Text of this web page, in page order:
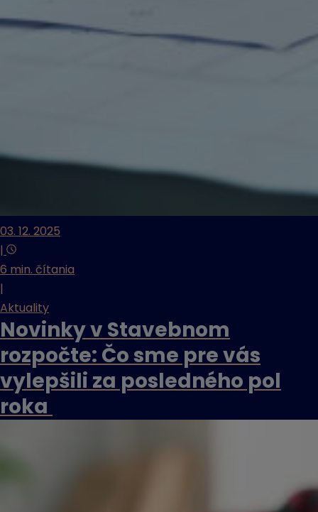
03. 12. 2025
|
6 min. čítania
|
Aktuality
Novinky v Stavebnom
rozpočte: Čo sme pre vás
vylepšili za posledného pol
roka